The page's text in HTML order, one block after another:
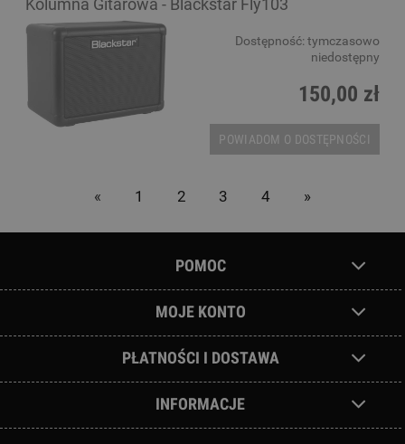
Kolumna Gitarowa - Blackstar Fly103
Dostępność: tymczasowo
niedostępny
150,00 zł
POWIADOM O DOSTĘPNOŚCI
« 1 2 3 4 »
POMOC
MOJE KONTO
PŁATNOŚCI I DOSTAWA
INFORMACJE